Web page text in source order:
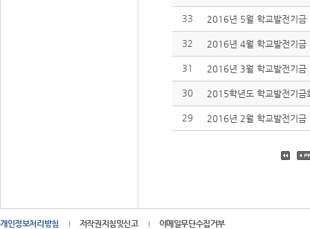
33 2016년 5월 학교발전기금
32 2016년 4월 학교발전기금
31 2016년 3월 학교발전기금
30 2015학년도 학교발전기금
29 2016년 2월 학교발전기금
개인정보처리방침 저작권지침및신고 이메일무단수집거부